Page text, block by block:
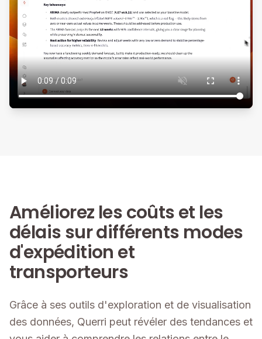
Améliorez les coûts et les
délais sur différents modes
d'expédition et
transporteurs
Grâce à ses outils d'exploration et de visualisation
des données, Querri peut révéler des tendances et